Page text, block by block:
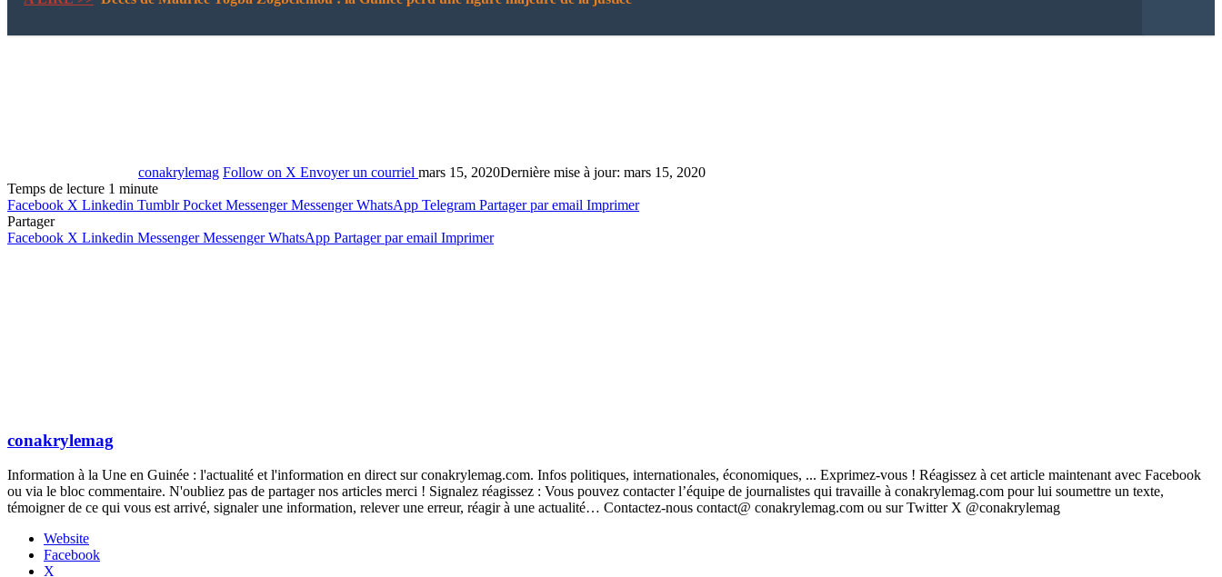
conakrylemag Follow on X Envoyer un courriel mars 15, 2020Dernière mise à jour: mars 15, 2020
Temps de lecture 1 minute
Facebook X Linkedin Tumblr Pocket Messenger Messenger WhatsApp Telegram Partager par email Imprimer
Partager
Facebook X Linkedin Messenger Messenger WhatsApp Partager par email Imprimer
conakrylemag
Information à la Une en Guinée : l'actualité et l'information en direct sur conakrylemag.com. Infos politiques, internationales, économiques, ... Exprimez-vous ! Réagissez à cet article maintenant avec Facebook
ou via le bloc commentaire. N'oubliez pas de partager nos articles merci ! Signalez réagissez : Vous pouvez contacter l’équipe de journalistes qui travaille à conakrylemag.com pour lui soumettre un texte,
témoigner de ce qui vous est arrivé, signaler une information, relever une erreur, réagir à une actualité… Contactez-nous contact@ conakrylemag.com ou sur Twitter X @conakrylemag
Website
Facebook
X